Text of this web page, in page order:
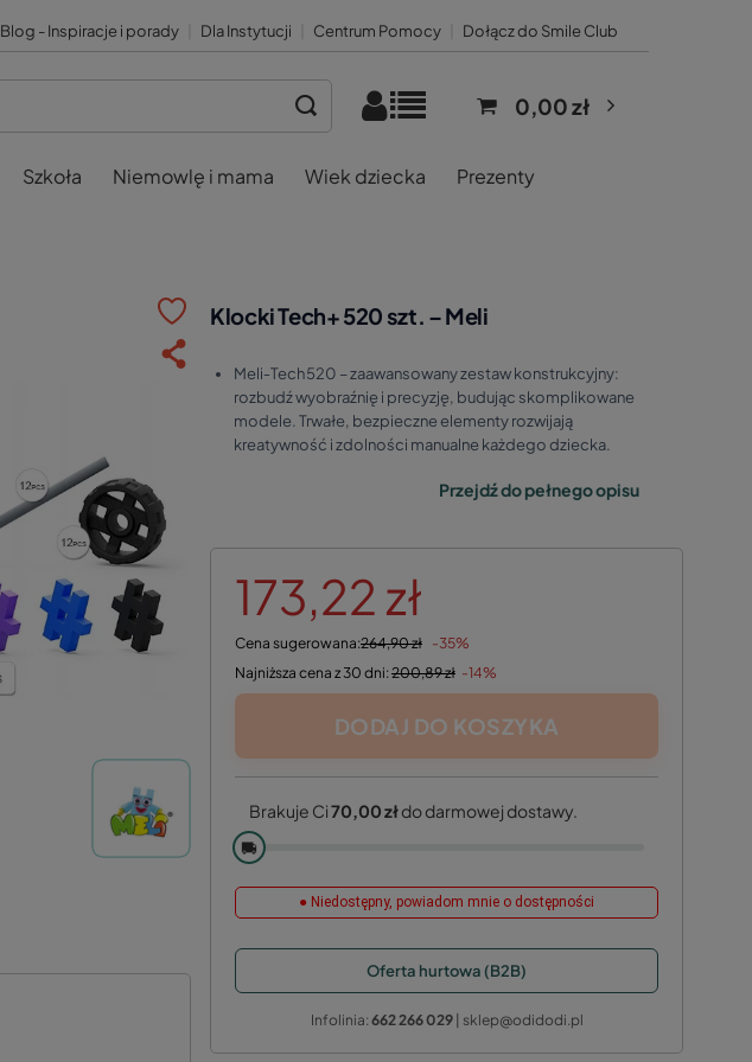
Blog - Inspiracje i porady Dla Instytucji Centrum Pomocy Dołącz do Smile Club
0,00 zł
Szkoła Niemowlę i mama Wiek dziecka Prezenty
Klocki Tech+ 520 szt. – Meli
Meli‑Tech 520 – zaawansowany zestaw konstrukcyjny:
rozbudź wyobraźnię i precyzję, budując skomplikowane
modele. Trwałe, bezpieczne elementy rozwijają
kreatywność i zdolności manualne każdego dziecka.
Przejdź do pełnego opisu
173,22 zł
Cena sugerowana:264,90 zł -35%
Najniższa cena z 30 dni:200,89 zł -14%
DODAJ DO KOSZYKA
Brakuje Ci70,00 złdo darmowej dostawy.
🚚
● Niedostępny, powiadom mnie o dostępności
Oferta hurtowa (B2B)
Infolinia: 662 266 029| sklep@odidodi.pl